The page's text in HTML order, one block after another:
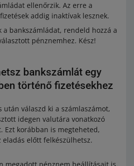
ellenőrzik. Az erre a
addig inaktívak lesznek.
a bankszámládat, rendeld hozzá a
pénznemhez. Kész!
bankszámlát egy
történő fizetésekhez
után válaszd ki a számlaszámot,
idegen valutára vonatkozó
Ezt korábban is megteheted,
eladás előtt felkészülhetsz.